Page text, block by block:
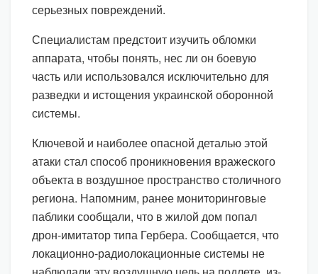
серьезных повреждений.
Специалистам предстоит изучить обломки
аппарата, чтобы понять, нес ли он боевую
часть или использовался исключительно для
разведки и истощения украинской оборонной
системы.
Ключевой и наиболее опасной деталью этой
атаки стал способ проникновения вражеского
объекта в воздушное пространство столичного
региона. Напомним, ранее мониторинговые
паблики сообщали, что в жилой дом попал
дрон-имитатор типа Гербера. Сообщается, что
локационно-радиолокационные системы не